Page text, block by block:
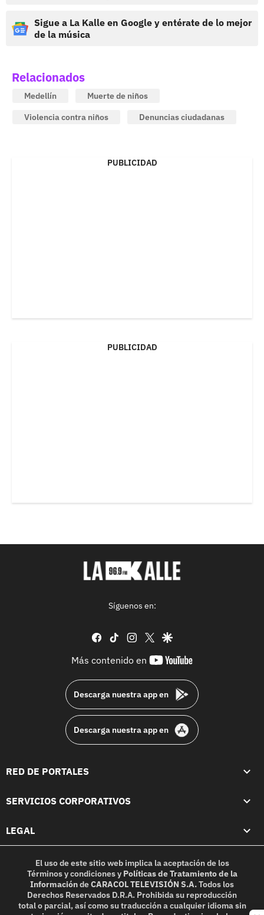
Sigue a La Kalle en Google y entérate de lo mejor
de la música
Relacionados
Medellín
Muerte de niños
Violencia contra niños
Denuncias ciudadanas
PUBLICIDAD
PUBLICIDAD
Síguenos en:
facebook
tiktok instagram
twittergoogle
Más contenido en
youtube-
Descarga nuestra app en
Descarga nuestra app en
RED DE PORTALES
SERVICIOS CORPORATIVOS
LEGAL
El uso de este sitio web implica la aceptación de los
Términos y condicionesy Políticas de Tratamiento de la
InformacióndeCARACOL TELEVISIÓN S.A.Todos los
Derechos Reservados D.R.A. Prohibida su reproducción
total o parcial, así como su traducción a cualquier idioma sin